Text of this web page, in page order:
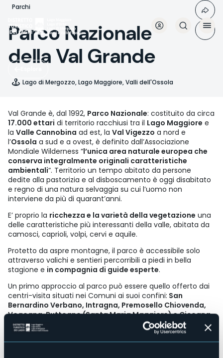
Salta
contenuto
principale
Parchi
Parco Nazionale
della Val Grande
Lago di Mergozzo, Lago Maggiore, Valli dell'Ossola
Val Grande è, dal 1992, Parco Nazionale: costituito da circa
17.000 ettari di territorio racchiusi tra il Lago Maggiore e
la Valle Cannobina ad est, la Val Vigezzo a nord e
l’Ossola a sud e a ovest, è definito dall’Associazione
Mondiale Wilderness “l’unica area naturale europea che
conserva integralmente originali caratteristiche
ambientali“. Territorio un tempo abitato da persone
dedite alla pastorizia e al disboscamento è oggi disabitato
e regno di una natura selvaggia su cui l’uomo non
interviene da più di quarant’anni.
E’ proprio la ricchezza e la varietà della vegetazione una
delle caratteristiche più interessanti della valle, abitata da
camosci, caprioli, volpi, cervi e aquile.
Protetto da aspre montagne, il parco è accessibile solo
attraverso valichi e sentieri percorribili a piedi in bella
stagione e in compagnia di guide esperte.
Un primo approccio al parco può essere quello offerto dai
centri-visita situati nei Comuni ai suoi confini: San
Bernardino Verbano, Intragna, Premosello Chiovenda,
Vogogna, Buttogno (Santa Maria Maggiore) e Cicogna
(Cossogno)
A Vogogna – in Ossola – è la sede del Parco Nazionale,
mentre a Intragna - nel Verbano – interessante è il centro